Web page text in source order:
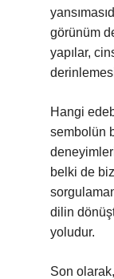
görünüm
yapılar,
Hangi
sembolün
belki de
dilin
yoludur.
Son